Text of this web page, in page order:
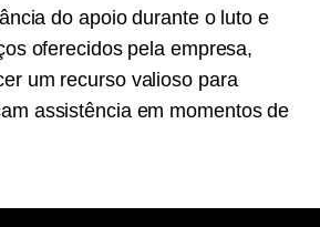
do apoio durante o luto e
oferecidos pela empresa,
um recurso valioso para
assistência em momentos de